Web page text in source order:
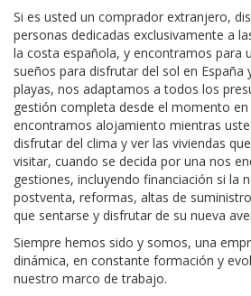
Si es usted un comprador extranjero,
personas dedicadas exclusivamente a
la costa española, y encontramos para
sueños para disfrutar del sol en España
playas, nos adaptamos a todos los
gestión completa desde el momento
encontramos alojamiento mientras
disfrutar del clima y ver las viviendas
visitar, cuando se decida por una nos
gestiones, incluyendo financiación si la
postventa, reformas, altas de
que sentarse y disfrutar de su nueva
Siempre hemos sido y somos, una
dinámica, en constante formación y
nuestro marco de trabajo.